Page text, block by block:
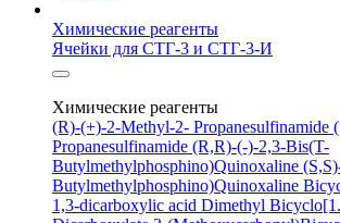
Химические реагенты
Ячейки для СТГ-3 и СТГ-3-И
Химические реагенты
(R)-(+)-2-Methyl-2- Propanesulfinamide
Propanesulfinamide (R,R)-(-)-2,3-Bis(T-
Butylmethylphosphino)Quinoxaline
Butylmethylphosphino)Quinoxaline
1,3-dicarboxylic acid Dimethyl